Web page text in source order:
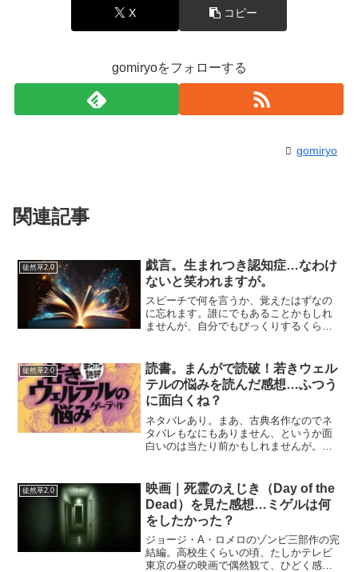
X コピー
gomiryoをフォローする
gomiryo
関連記事
徒然草2.0
戯言。生まれつき認知症…なわけ
ないと笑われますが。
スピーチで何を言うか、覚えたはずなの
に忘れます。誰にでもあることかもしれ
ませんが、自分でもびっくりするくら
んが、わりと頻発します。部屋は散らか
っているのに、頭の中は何も...
徒然草2.0
読書。まんがで読破！若きウェル
テルの悩みを読んだ感想…ふつう
に面白くね？
ネタバレあり。まあ、古典名作なのでネ
タバレもなにもありません、というか面
白いのは当たり前かもしれませんが。マ
いうこと。一体だれの感想文だったのか
憶えていないのですが、誰...
徒然草2.0
映画｜死霊のえじき（Day of the
Dead）を見た感想…ミゲルは何
をしたかった？
ジョージ・A・ロメロのゾンビ三部作の完
結編。高校生くらいの頃、たしかテレビ
東京の昼の映画で偶然観て、ひどく感動